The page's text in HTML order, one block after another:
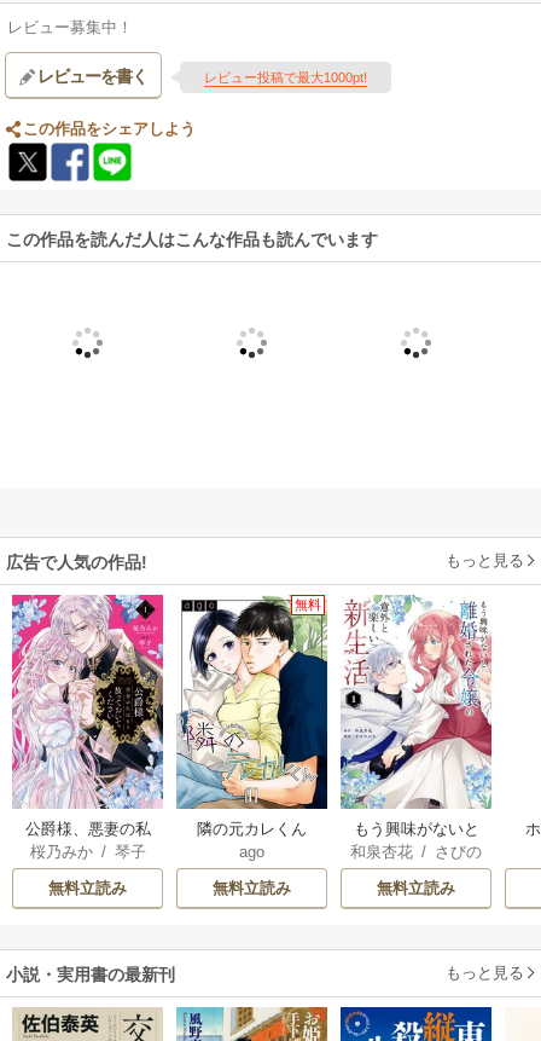
レビュー募集中！
レビューを書く レビュー投稿で最大1000pt!
この作品をシェアしよう
この作品を読んだ人はこんな作品も読んでいます
広告で人気の作品! もっと見る
公爵様、悪妻の私
はもう放っておい
てください
桜乃みか/ 琴子
無料立読み
無料
隣の元カレくん
ago
無料立読み
もう興味がないと
離婚された令嬢の
意外と楽しい新生
活
和泉杏花 / さびの
ぶち
無料立読み
小説・実用書の最新刊 もっと見る